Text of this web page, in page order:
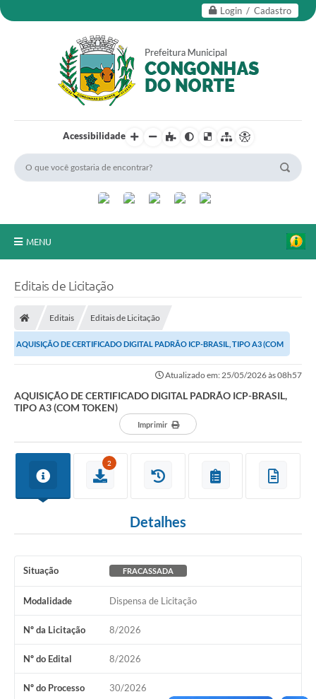
Login / Cadastro
Acessibilidade
MENU
Ouvidoria
Legislação
Carta de Serviços
Serviços Online
Telefones Úteis
Editais de Licitação
Editais Editais de Licitação
AQUISIÇÃO DE CERTIFICADO DIGITAL PADRÃO ICP-BRASIL, TIPO A3 (COM
Atualizado em: 25/05/2026 às 08h57
AQUISIÇÃO DE CERTIFICADO DIGITAL PADRÃO ICP-BRASIL,
TIPO A3 (COM TOKEN)
Imprimir
2
Detalhes
Situação FRACASSADA
Modalidade Dispensa de Licitação
Nº da Licitação 8/2026
Nº do Edital 8/2026
Nº do Processo 30/2026